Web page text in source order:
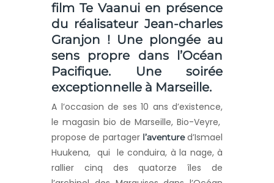
film Te Vaanui en présence
du réalisateur Jean-charles
Granjon ! Une plongée au
sens propre dans l’Océan
Pacifique. Une soirée
exceptionnelle à Marseille.
A l’occasion de ses 10 ans d’existence,
le magasin bio de Marseille, Bio-Veyre,
propose de partager l’aventured’Ismael
Huukena, qui le conduira, à la nage, à
rallier cinq des quatorze îles de